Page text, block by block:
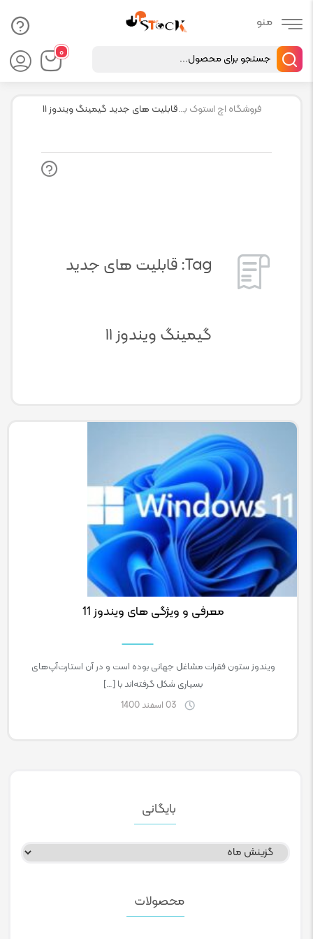
۰
Products
search
فروشگاه اچ استوک بازار انلاین تجهیزات کامپیوتر استوکقابلیت های جدید گیمینگ ویندوز ۱۱
Tag: قابلیت های جدید
گیمینگ ویندوز ۱۱
معرفی و ویژگی های ویندوز 11
ویندوز ستون فقرات مشاغل جهانی بوده است و در آن استارت‌آپ‌های
بسیاری شکل گرفته‌اند با […]
03 اسفند 1400
بایگانی
بایگانی
محصولات